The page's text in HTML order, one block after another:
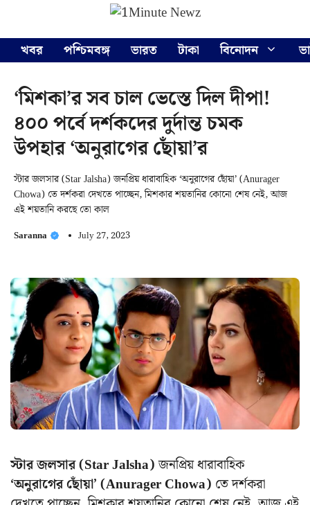
content
খবর
পশ্চিমবঙ্গ ভারত টাকা বিনোদন
‘মিশকা’র সব চাল ভেস্তে দিল দীপা!
৪০০ পর্বে দর্শকদের দুর্দান্ত চমক
উপহার ‘অনুরাগের ছোঁয়া’র
স্টার জলসার (Star Jalsha) জনপ্রিয় ধারাবাহিক ‘অনুরাগের ছোঁয়া’ (Anurager
Chowa) তে দর্শকরা দেখতে পাচ্ছেন, মিশকার শয়তানির কোনো শেষ নেই, আজ
এই শয়তানি করছে তো কাল
Saranna July 27, 2023
স্টার জলসার (Star Jalsha)জনপ্রিয় ধারাবাহিক
‘অনুরাগের ছোঁয়া’ (Anurager Chowa) তে দর্শকরা